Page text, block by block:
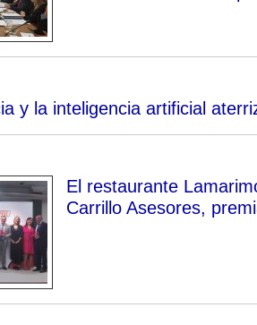
y la inteligencia artificial
El restaurante
Carrillo Asesores,